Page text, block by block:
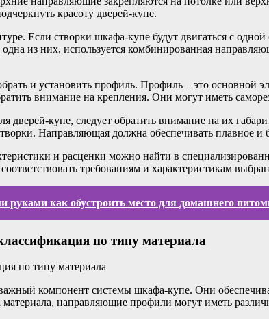
красоту дверей-купе.
Если створки шкафа-купе будут двигаться с
из них, используется комбинированная
и установить профиль. Профиль – это основной
внимание на крепления. Они могут иметь
купе, следует обратить внимание на их
Направляющая должна обеспечивать плавное и
и расценки можно найти в
требованиям и характеристикам
руками как обустроить место для домашнего
по типу материала
компонент системы шкафа-купе. Они
направляющие профили могут иметь